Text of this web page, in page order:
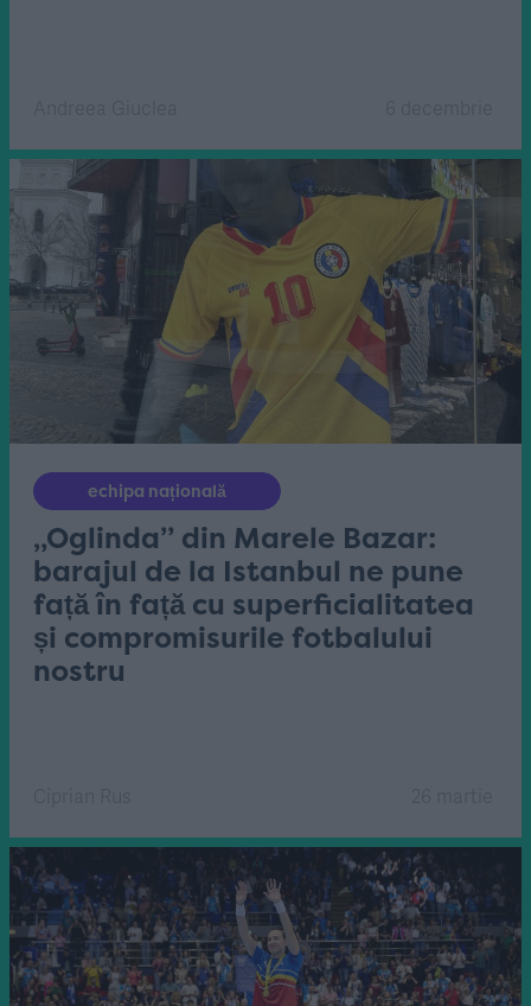
echipa națională
„Oglinda” din Marele Bazar:
barajul de la Istanbul ne pune
față în față cu superficialitatea
și compromisurile fotbalului
nostru